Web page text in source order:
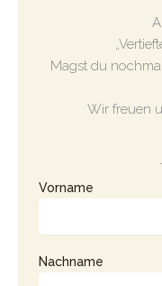
Magst du
Wir freuen
Vorname
Nachname